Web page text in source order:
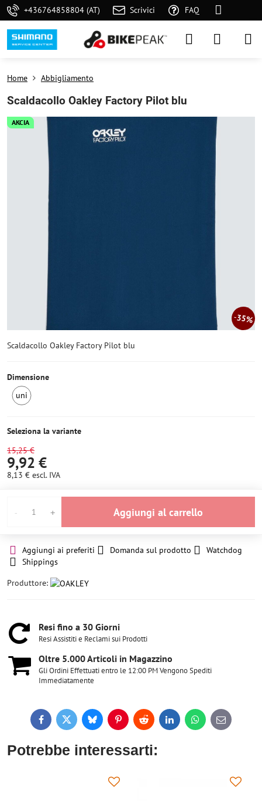
+436764858804 (AT) Scrivici FAQ
AKCIA
35%
Home Abbigliamento
Scaldacollo Oakley Factory Pilot blu
Scaldacollo Oakley Factory Pilot blu
Dimensione
uni
Seleziona la variante
15,25 €
9,92 €
8,13 € escl. IVA
Aggiungi al carrello
Aggiungi ai preferiti Domanda sul prodotto
Watchdog
Shippings
Produttore:
Resi fino a 30 Giorni
Resi Assistiti e Reclami sui Prodotti
Oltre 5​.000 Articoli in Magazzino
Gli Ordini Effettuati entro le 12:00 PM Vengono Spediti
Immediatamente
FacebookTwitterBlueskyPinterestReddit LinkedInWhatsApp
E-
mail
Potrebbe interessarti: